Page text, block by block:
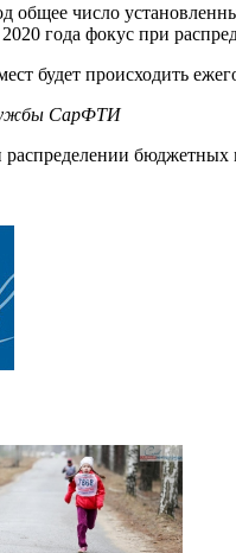
общее число
года фокус при
будет происходить
СарФТИ
бюджетных